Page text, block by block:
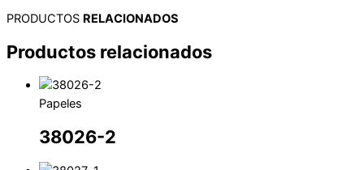
PRODUCTOS RELACIONADOS
Productos relacionados
Papeles
38026-2